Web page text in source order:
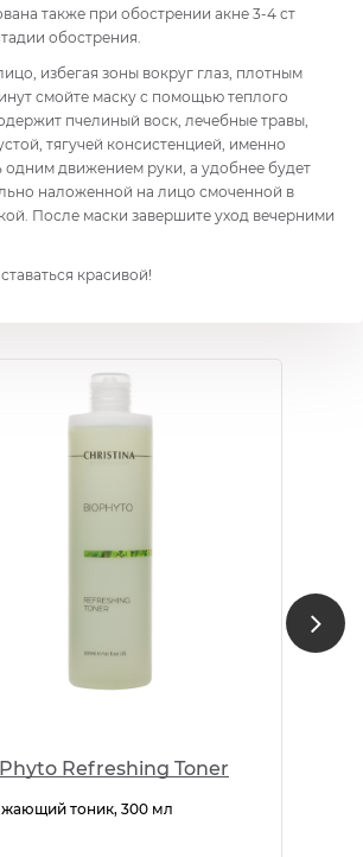
также при обострении акне 3-4 ст
обострения.
избегая зоны вокруг глаз, плотным
смойте маску с помощью теплого
пчелиный воск, лечебные травы,
тягучей консистенцией, именно
одним движением руки, а удобнее будет
наложенной на лицо смоченной в
После маски завершите уход вечерними
красивой!
Refreshing Toner
тоник, 300 мл